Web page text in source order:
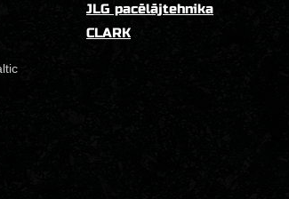
JLG pacēlājtehnika
CLARK